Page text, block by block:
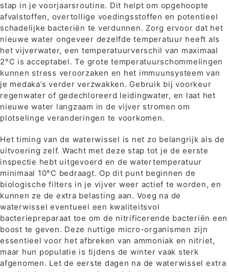
stap in je voorjaarsroutine. Dit helpt om opgehoopte
afvalstoffen, overtollige voedingsstoffen en potentieel
schadelijke bacteriën te verdunnen. Zorg ervoor dat het
nieuwe water ongeveer dezelfde temperatuur heeft als
het vijverwater, een temperatuurverschil van maximaal
2°C is acceptabel. Te grote temperatuurschommelingen
kunnen stress veroorzaken en het immuunsysteem van
je medaka’s verder verzwakken. Gebruik bij voorkeur
regenwater of gedechloreerd leidingwater, en laat het
nieuwe water langzaam in de vijver stromen om
plotselinge veranderingen te voorkomen.
Het timing van de waterwissel is net zo belangrijk als de
uitvoering zelf. Wacht met deze stap tot je de eerste
inspectie hebt uitgevoerd en de watertemperatuur
minimaal 10°C bedraagt. Op dit punt beginnen de
biologische filters in je vijver weer actief te worden, en
kunnen ze de extra belasting aan. Voeg na de
waterwissel eventueel een kwaliteitsvol
bacteriepreparaat toe om de nitrificerende bacteriën een
boost te geven. Deze nuttige micro-organismen zijn
essentieel voor het afbreken van ammoniak en nitriet,
maar hun populatie is tijdens de winter vaak sterk
afgenomen. Let de eerste dagen na de waterwissel extra